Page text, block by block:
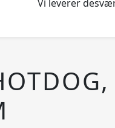
Vi leverer